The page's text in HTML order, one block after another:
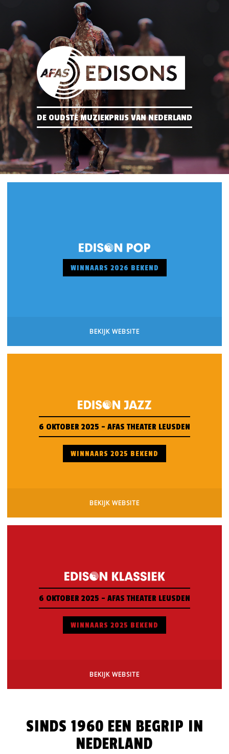
DE OUDSTE MUZIEKPRIJS VAN NEDERLAND
WINNAARS 2026 BEKEND
BEKIJK WEBSITE
6 OKTOBER 2025 - AFAS THEATER LEUSDEN
WINNAARS 2025 BEKEND
BEKIJK WEBSITE
6 OKTOBER 2025 - AFAS THEATER LEUSDEN
WINNAARS 2025 BEKEND
BEKIJK WEBSITE
SINDS 1960 EEN BEGRIP IN
NEDERLAND